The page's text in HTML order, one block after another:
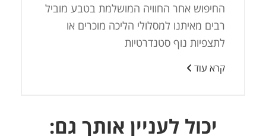
החיפוש אחר החוויה המושלמת בטבע מוביל
רבים מאיתנו למסלולי הליכה מוכרים או
לתצפיות נוף סטנדרטיות
קרא עוד
יכול לעניין אותך גם: